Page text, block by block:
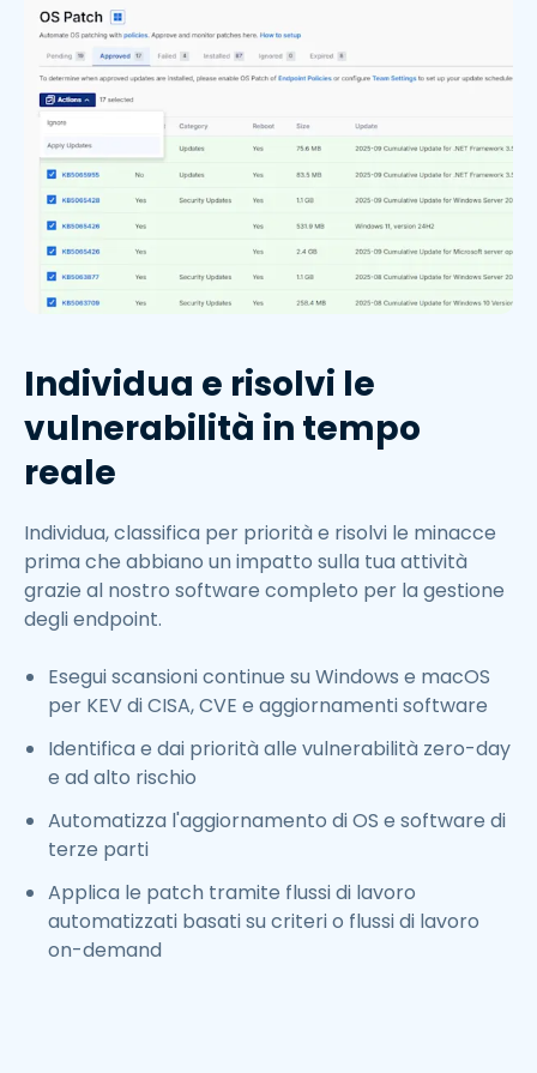
Individua e risolvi le
vulnerabilità in tempo
reale
Individua, classifica per priorità e risolvi le minacce
prima che abbiano un impatto sulla tua attività
grazie al nostro software completo per la gestione
degli endpoint.
Esegui scansioni continue su Windows e macOS
per KEV di CISA, CVE e aggiornamenti software
Identifica e dai priorità alle vulnerabilità zero-day
e ad alto rischio
Automatizza l'aggiornamento di OS e software di
terze parti
Applica le patch tramite flussi di lavoro
automatizzati basati su criteri o flussi di lavoro
on-demand